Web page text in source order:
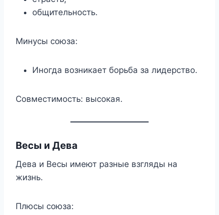
общительность.
Минусы союза:
Иногда возникает борьба за лидерство.
Совместимость: высокая.
Весы и Дева
Дева и Весы имеют разные взгляды на
жизнь.
Плюсы союза: